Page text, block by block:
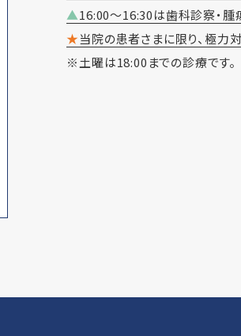
▲16:00～16:30は歯科診察・腫
★当院の患者さまに限り、極力
※土曜は18:00までの診療です。